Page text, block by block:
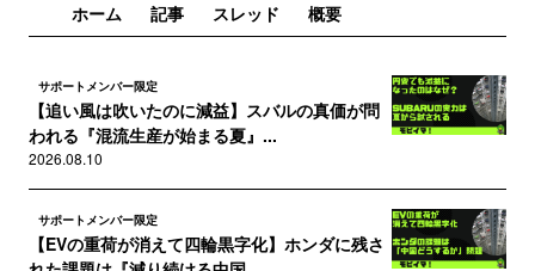
ホーム 記事 スレッド 概要
サポートメンバー限定
【追い風は吹いたのに減益】スバルの真価が問
われる『混流生産が始まる夏』...
2026.08.10
サポートメンバー限定
【EVの重荷が消えて四輪黒字化】ホンダに残さ